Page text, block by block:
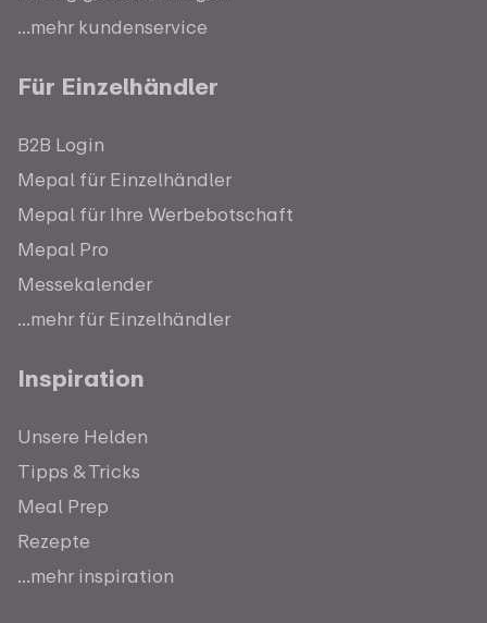
...mehr kundenservice
Für Einzelhändler
B2B Login
Mepal für Einzelhändler
Mepal für Ihre Werbebotschaft
Mepal Pro
Messekalender
...mehr für Einzelhändler
Inspiration
Unsere Helden
Tipps & Tricks
Meal Prep
Rezepte
...mehr inspiration